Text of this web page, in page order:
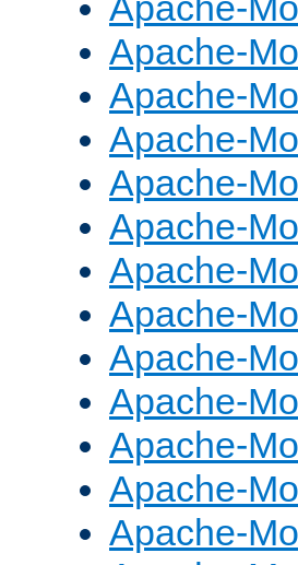
Apache-
Apache-
Apache-
Apache-
Apache-
Apache-
Apache-
Apache-
Apache-
Apache-
Apache-
Apache-